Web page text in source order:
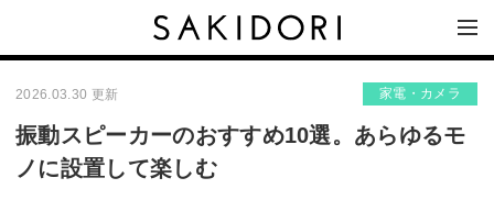
2026.03.30 更新 家電・カメラ
振動スピーカーのおすすめ10選。あらゆるモ
ノに設置して楽しむ